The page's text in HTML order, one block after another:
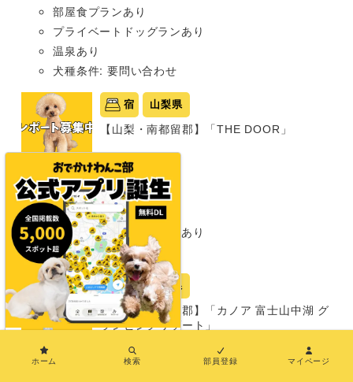
部屋食プランあり
プライベートドッグランあり
温泉あり
犬種条件: 要問い合わせ
宿 山梨県
【山梨・南都留郡】「THE DOOR」
グランピング
同室宿泊OK
部屋食プランあり
プライベートドッグランあり
中型犬まで
宿 山梨県
【山梨・南都留郡】「カノア 富士山中湖 グ
ランピングリゾート」
ホーム 検索 部員登録 マイページ